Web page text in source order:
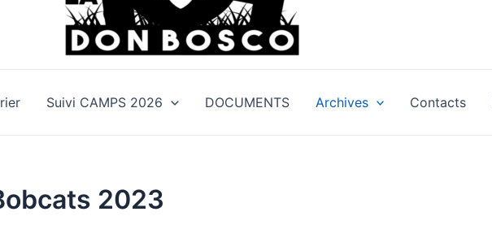
Suivi CAMPS 2026 DOCUMENTS Archives Contacts
2023